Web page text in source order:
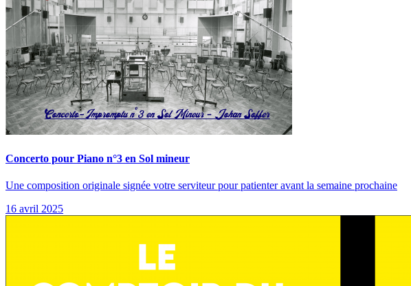
Concerto pour Piano n°3 en Sol mineur
Une composition originale signée votre serviteur pour patienter avant la semaine prochaine
16 avril 2025